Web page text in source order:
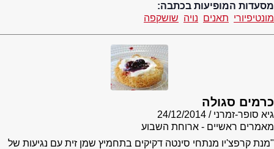
מסעדות המופיעות בכתבה:
מונטיפיורי תאנים נויה שושקפה
כרמים סגולה
גיא סופר-זמרני
24/12/2014
מאמרים ראשיים - ארוחת השבוע
"מנת קרפצ'יו מנתחי סינטה דקיקים בתחמיץ שמן זית עם נגיעות של